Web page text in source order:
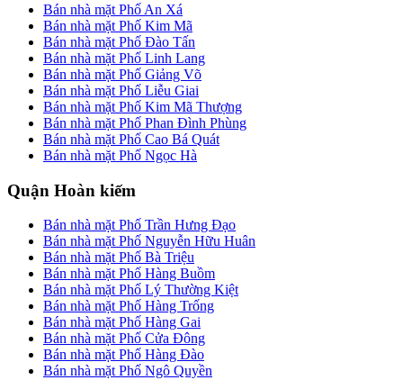
Bán nhà mặt Phố An Xá
Bán nhà mặt Phố Kim Mã
Bán nhà mặt Phố Đào Tấn
Bán nhà mặt Phố Linh Lang
Bán nhà mặt Phố Giảng Võ
Bán nhà mặt Phố Liễu Giai
Bán nhà mặt Phố Kim Mã Thượng
Bán nhà mặt Phố Phan Đình Phùng
Bán nhà mặt Phố Cao Bá Quát
Bán nhà mặt Phố Ngọc Hà
Quận Hoàn kiếm
Bán nhà mặt Phố Trần Hưng Đạo
Bán nhà mặt Phố Nguyễn Hữu Huân
Bán nhà mặt Phố Bà Triệu
Bán nhà mặt Phố Hàng Buồm
Bán nhà mặt Phố Lý Thường Kiệt
Bán nhà mặt Phố Hàng Trống
Bán nhà mặt Phố Hàng Gai
Bán nhà mặt Phố Cửa Đông
Bán nhà mặt Phố Hàng Đào
Bán nhà mặt Phố Ngô Quyền